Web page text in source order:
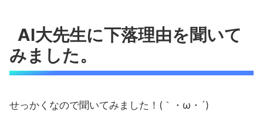
AI大先生に下落理由を聞いて
みました。
せっかくなので聞いてみました！(｀・ω・´)